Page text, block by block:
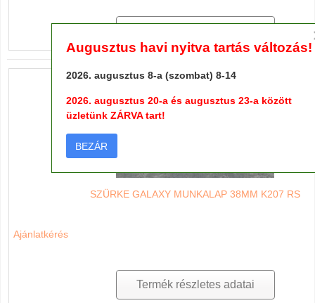
SZÜRKE GALAXY MUNKALAP 38MM K207 RS
Ajánlatkérés
Termék részletes adatai
Augusztus havi nyitva tartás változás!
2026. augusztus 8-a (szombat) 8-14
2026. augusztus 20-a és augusztus 23-a között
üzletünk ZÁRVA tart!
BEZÁR